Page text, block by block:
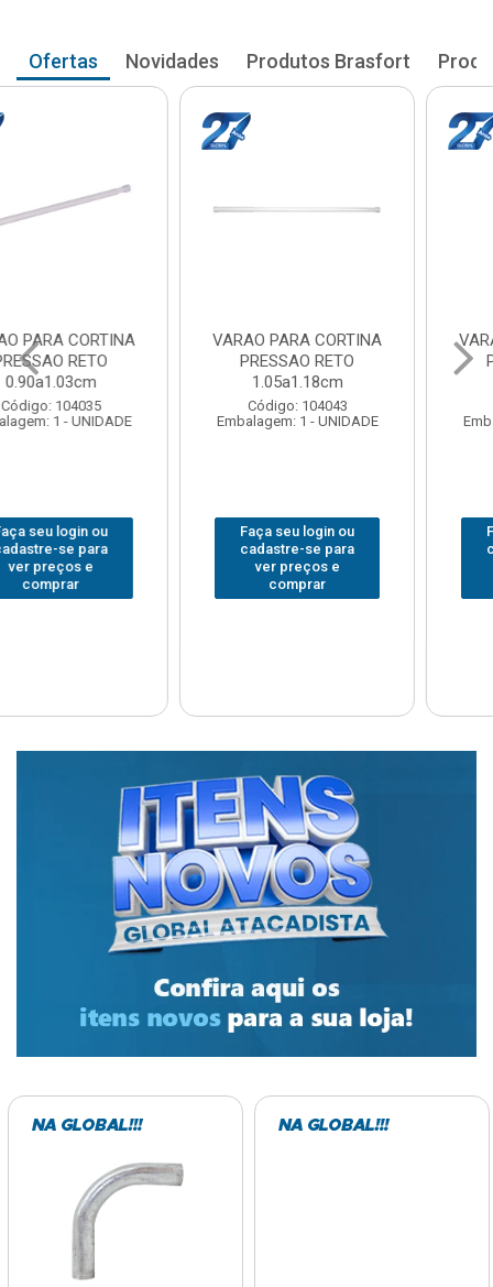
Ofertas Novidades Produtos Brasfort
VARAO PARA CORTINA
PRESSAO RETO
1.05a1.18cm
Código: 104043
Embalagem: 1 - UNIDADE
Faça seu login ou
cadastre-se para
ver preços e
VARAO PARA CORTINA
PRESSAO RETO
1.20a1.33cm
Código: 104051
Embalagem: 1 - UNIDADE
Faça seu login ou
cadastre-se para
ver preços e